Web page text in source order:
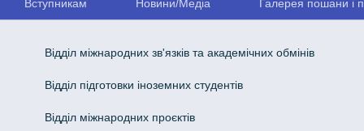
Вступникам Новини/Медіа Галерея пошани і
Відділ міжнародних зв'язків та академічних обмінів
Відділ підготовки іноземних студентів
Відділ міжнародних проєктів